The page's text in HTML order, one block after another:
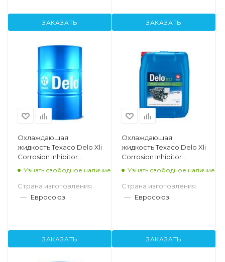
ЗАКАЗАТЬ ЗАКАЗАТЬ
Охлаждающая
жидкость Texaco Delo Xli
Corrosion Inhibitor
Concentrate, 205л
Узнать свободное наличие
Страна изготовления
— Евросоюз
ЗАКАЗАТЬ
Охлаждающая
жидкость Texaco Delo Xli
Corrosion Inhibitor
Concentrate, 20л
Узнать свободное наличие
Страна изготовления
— Евросоюз
ЗАКАЗАТЬ